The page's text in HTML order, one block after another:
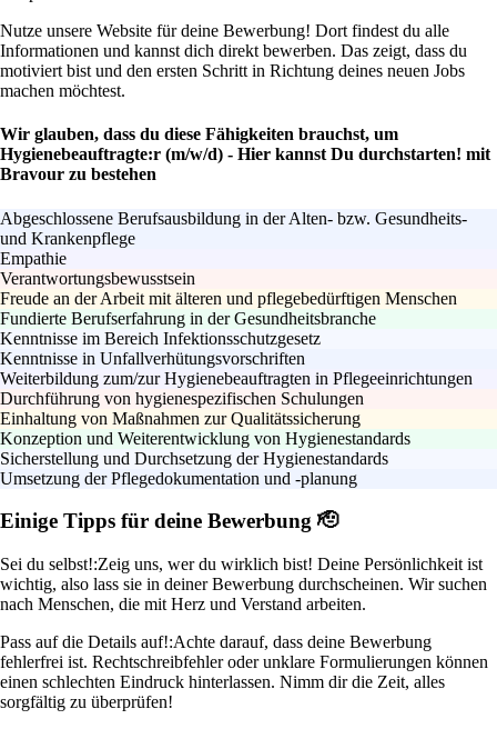
Nutze unsere Website für deine Bewerbung! Dort findest du alle
Informationen und kannst dich direkt bewerben. Das zeigt, dass du
motiviert bist und den ersten Schritt in Richtung deines neuen Jobs
machen möchtest.
Wir glauben, dass du diese Fähigkeiten brauchst, um
Hygienebeauftragte:r (m/w/d) - Hier kannst Du durchstarten! mit
Bravour zu bestehen
Abgeschlossene Berufsausbildung in der Alten- bzw. Gesundheits-
und Krankenpflege
Empathie
Verantwortungsbewusstsein
Freude an der Arbeit mit älteren und pflegebedürftigen Menschen
Fundierte Berufserfahrung in der Gesundheitsbranche
Kenntnisse im Bereich Infektionsschutzgesetz
Kenntnisse in Unfallverhütungsvorschriften
Weiterbildung zum/zur Hygienebeauftragten in Pflegeeinrichtungen
Durchführung von hygienespezifischen Schulungen
Einhaltung von Maßnahmen zur Qualitätssicherung
Konzeption und Weiterentwicklung von Hygienestandards
Sicherstellung und Durchsetzung der Hygienestandards
Umsetzung der Pflegedokumentation und -planung
Einige Tipps für deine Bewerbung 🫡
Sei du selbst!:Zeig uns, wer du wirklich bist! Deine Persönlichkeit ist
wichtig, also lass sie in deiner Bewerbung durchscheinen. Wir suchen
nach Menschen, die mit Herz und Verstand arbeiten.
Pass auf die Details auf!:Achte darauf, dass deine Bewerbung
fehlerfrei ist. Rechtschreibfehler oder unklare Formulierungen können
einen schlechten Eindruck hinterlassen. Nimm dir die Zeit, alles
sorgfältig zu überprüfen!